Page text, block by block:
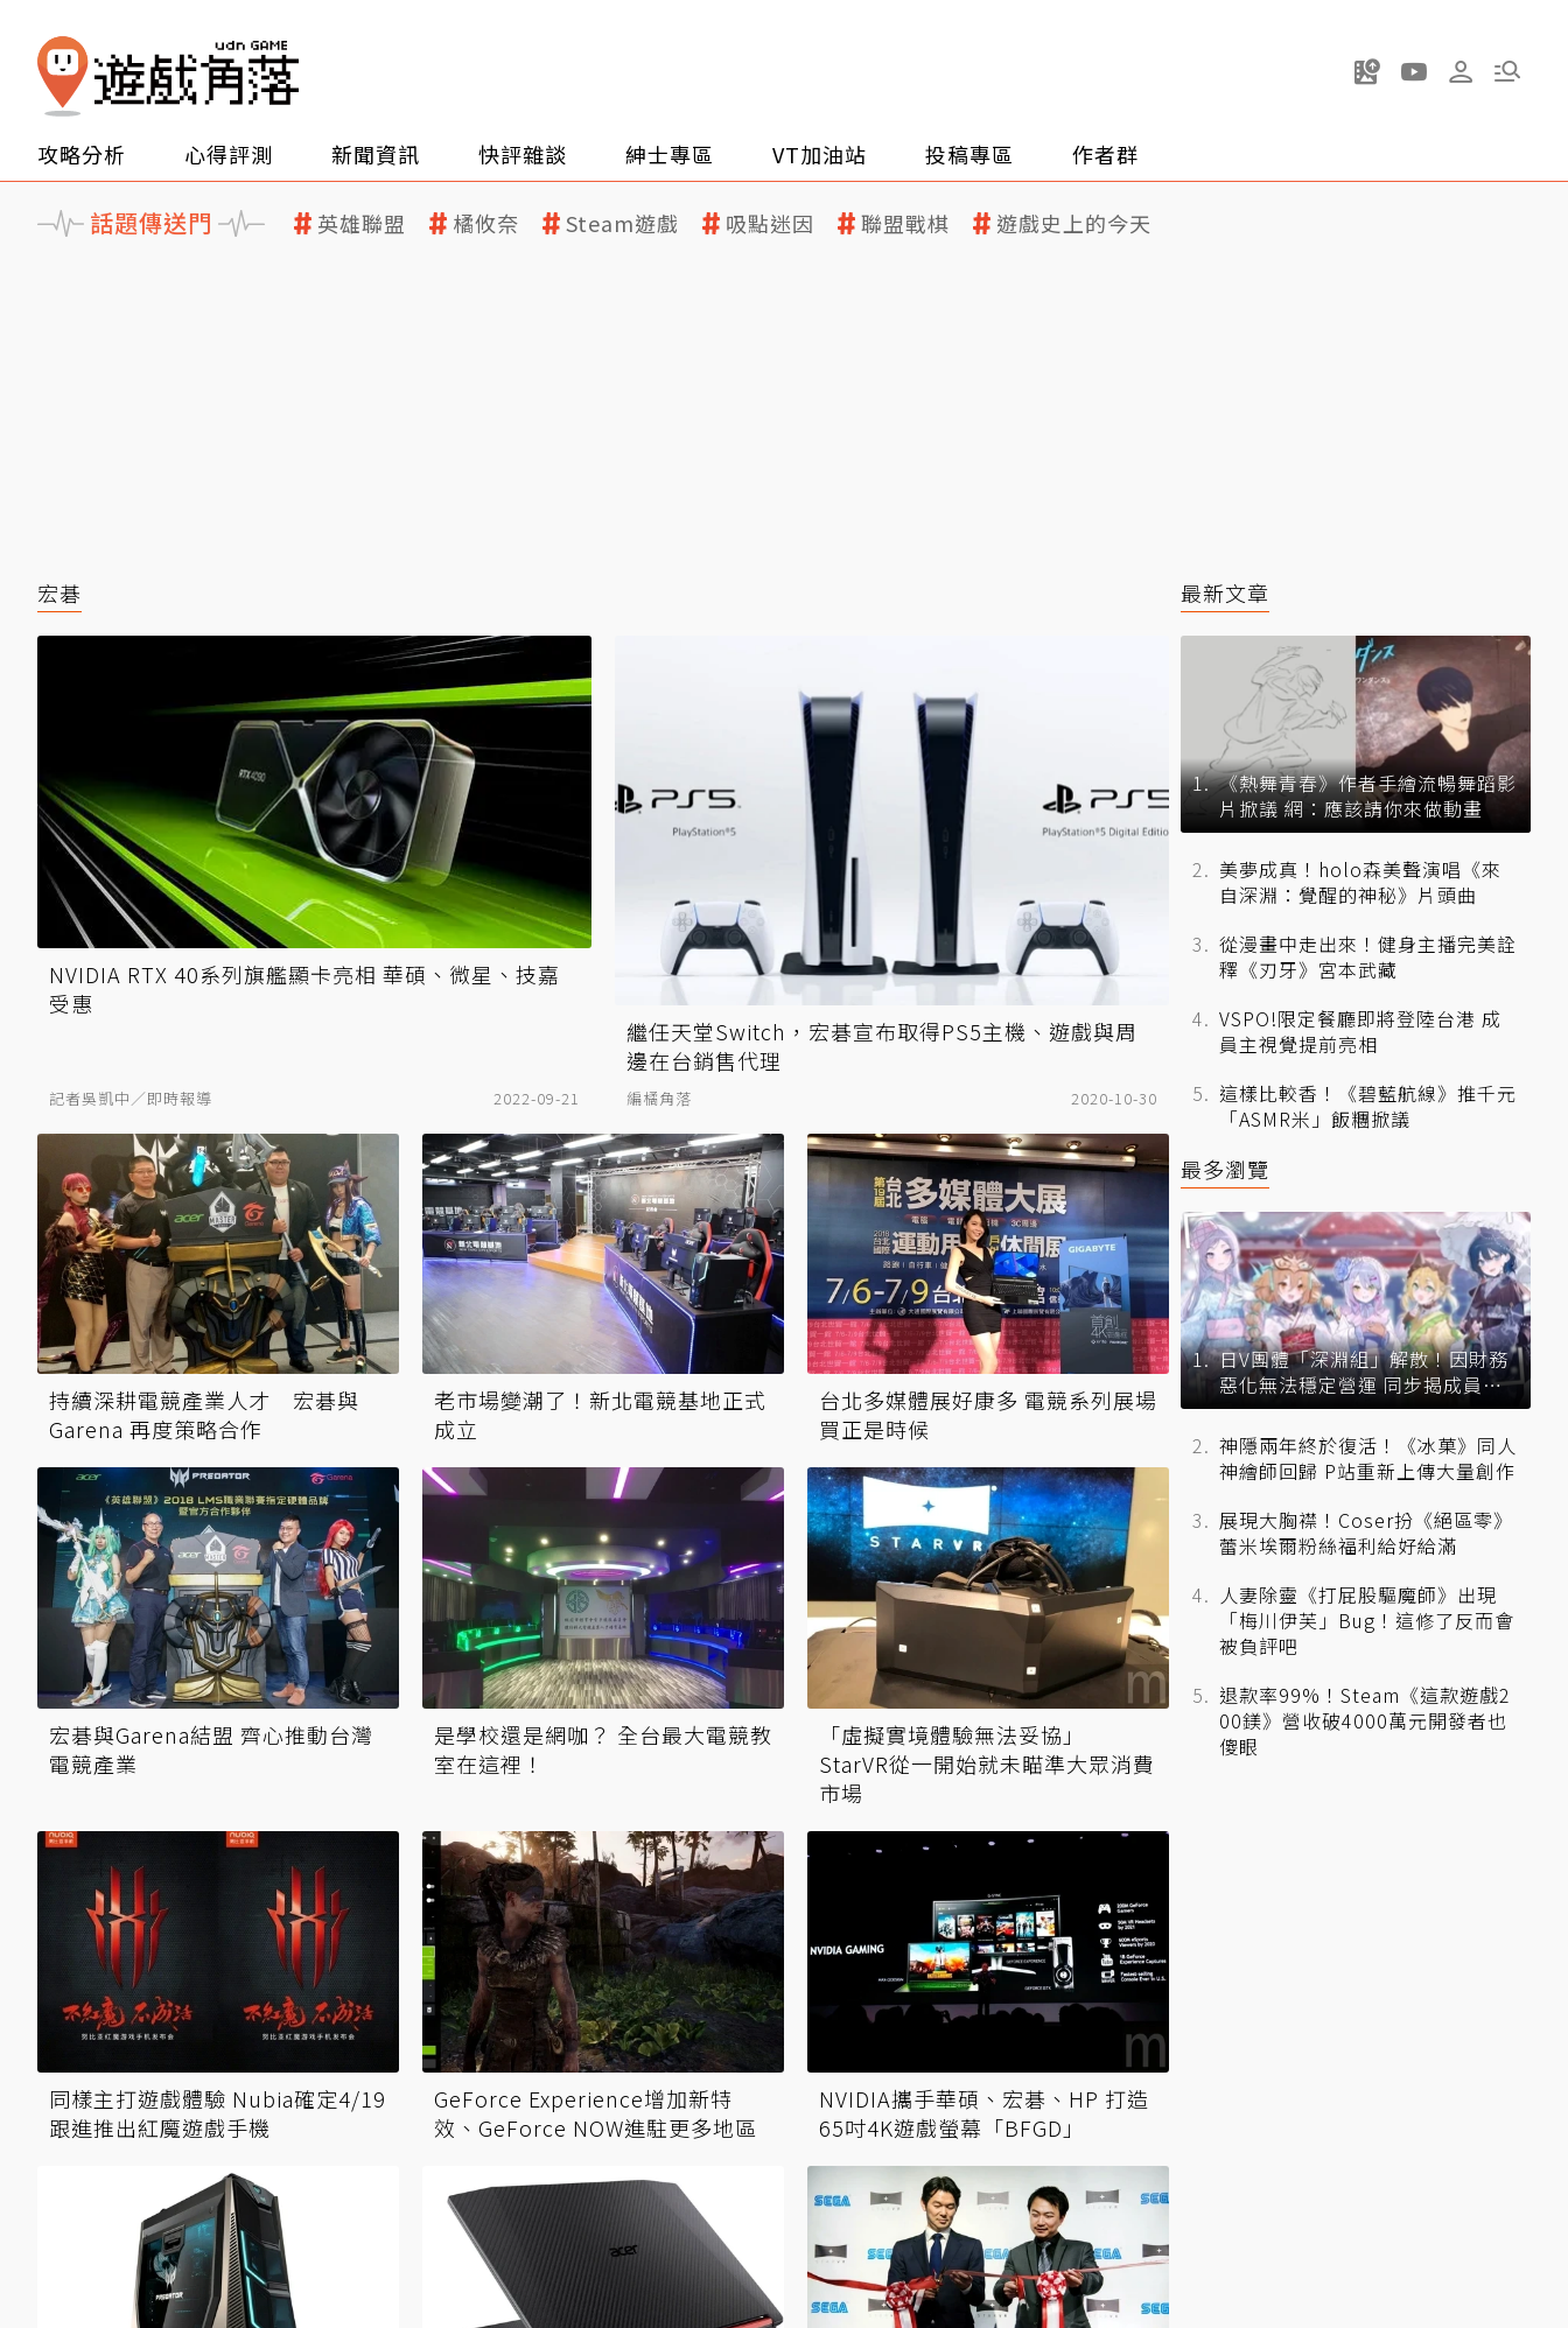
攻略分析 心得評測 新聞資訊 快評雜談 紳士專區 VT加油站 投稿專區 作者群
話題傳送門 英雄聯盟 橘攸奈 Steam遊戲 吸點迷因 聯盟戰棋 遊戲史上的今天
宏碁
NVIDIA RTX 40系列旗艦顯卡亮相 華碩、微星、技嘉
受惠
記者吳凱中／即時報導 2022-09-21
繼任天堂Switch，宏碁宣布取得PS5主機、遊戲與周
邊在台銷售代理
編橘角落 2020-10-30
持續深耕電競產業人才 宏碁與
Garena 再度策略合作
老市場變潮了！新北電競基地正式
成立
台北多媒體展好康多 電競系列展場
買正是時候
宏碁與Garena結盟 齊心推動台灣
電競產業
是學校還是網咖？ 全台最大電競教
室在這裡！
「虛擬實境體驗無法妥協」
StarVR從一開始就未瞄準大眾消費
市場
同樣主打遊戲體驗 Nubia確定4/19
跟進推出紅魔遊戲手機
GeForce Experience增加新特
效、GeForce NOW進駐更多地區
NVIDIA攜手華碩、宏碁、HP 打造
65吋4K遊戲螢幕「BFGD」
最新文章
《熱舞青春》作者手繪流暢舞蹈影
片掀議 網：應該請你來做動畫
美夢成真！holo森美聲演唱《來
自深淵：覺醒的神秘》片頭曲
從漫畫中走出來！健身主播完美詮
釋《刃牙》宮本武藏
VSPO!限定餐廳即將登陸台港 成
員主視覺提前亮相
這樣比較香！《碧藍航線》推千元
「ASMR米」飯糰掀議
最多瀏覽
日V團體「深淵組」解散！因財務
惡化無法穩定營運 同步揭成員未
來去向
神隱兩年終於復活！《冰菓》同人
神繪師回歸 P站重新上傳大量創作
展現大胸襟！Coser扮《絕區零》
蕾米埃爾粉絲福利給好給滿
人妻除靈《打屁股驅魔師》出現
「梅川伊芙」Bug！這修了反而會
被負評吧
退款率99%！Steam《這款遊戲2
00鎂》營收破4000萬元開發者也
傻眼